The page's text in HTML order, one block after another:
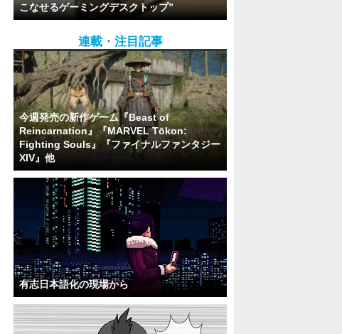
こなせるゲーミングデスクトップ”
連載・注目記事
今週発売の新作ゲーム『Beast of
Reincarnation』『MARVEL Tōkon:
Fighting Souls』『ファイナルファンタジー
XIV』他
有志日本語化の現場から